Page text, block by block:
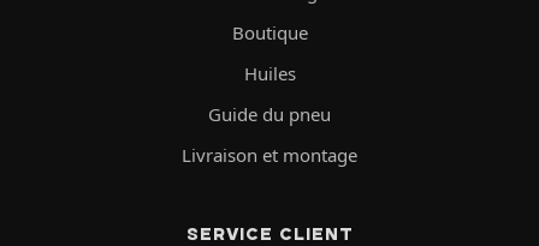
Boutique
Huiles
Guide du pneu
Livraison et montage
SERVICE CLIENT